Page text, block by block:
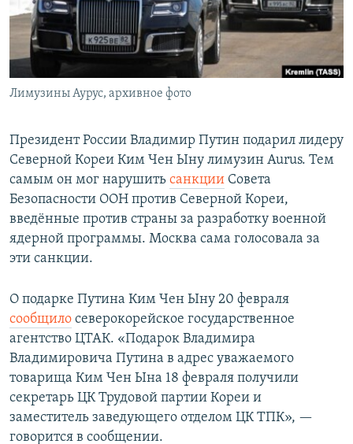
СПОРТ
МИР
БЛОГИ
ГОЛОСА
ЧИТАЕМ ПРЕССУ
АРХИВ РАДИОПРОГРАММЫ
Все сайты РСЕ/РС
Лимузины Аурус, архивное фото
Президент России Владимир Путин подарил лидеру
Северной Кореи Ким Чен Ыну лимузин Aurus. Тем
самым он мог нарушить санкции Совета
Безопасности ООН против Северной Кореи,
введённые против страны за разработку военной
ядерной программы. Москва сама голосовала за
эти санкции.
О подарке Путина Ким Чен Ыну 20 февраля
сообщило северокорейское государственное
агентство ЦТАК. «Подарок Владимира
Владимировича Путина в адрес уважаемого
товарища Ким Чен Ына 18 февраля получили
секретарь ЦК Трудовой партии Кореи и
заместитель заведующего отделом ЦК ТПК», —
говорится в сообщении.